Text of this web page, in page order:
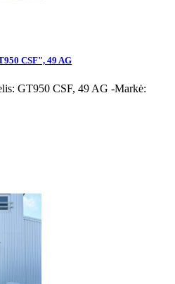
CSF", 49 AG
GT950 CSF, 49 AG -Markė: